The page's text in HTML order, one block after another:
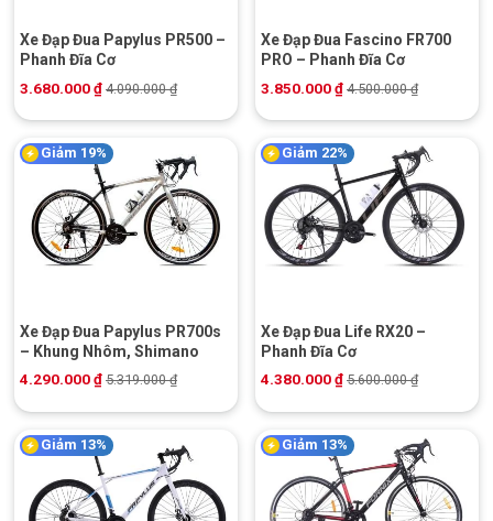
Xe Đạp Đua Papylus PR500 –
Phanh Đĩa Cơ
3.680.000₫ 4.090.000₫
Xe Đạp Đua Fascino FR700
PRO – Phanh Đĩa Cơ
3.850.000₫ 4.500.000₫
Giảm 19%
Xe Đạp Đua Papylus PR700s
– Khung Nhôm, Shimano
4.290.000₫ 5.319.000₫
Giảm 22%
Xe Đạp Đua Life RX20 –
Phanh Đĩa Cơ
4.380.000₫ 5.600.000₫
Giảm 13% Giảm 13%